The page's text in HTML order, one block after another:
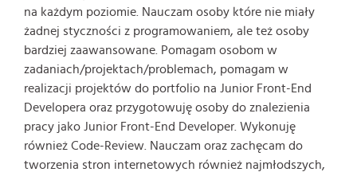
na każdym poziomie. Nauczam osoby które nie miały
żadnej styczności z programowaniem, ale też osoby
bardziej zaawansowane. Pomagam osobom w
zadaniach/projektach/problemach, pomagam w
realizacji projektów do portfolio na Junior Front-End
Developera oraz przygotowuję osoby do znalezienia
pracy jako Junior Front-End Developer. Wykonuję
również Code-Review. Nauczam oraz zachęcam do
tworzenia stron internetowych również najmłodszych,